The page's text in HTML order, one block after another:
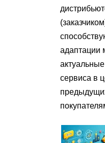
адаптации
сервиса в